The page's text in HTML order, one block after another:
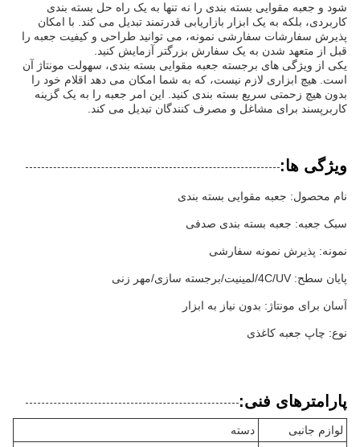
شود و جعبه مقوایی بسته بندی را نه تنها به یک راه حل بسته بندی
کاربردی، بلکه به یک ابزار بازاریابی قدرتمند تبدیل می کند. با امکان
پذیرش سفارشات سفارشی نمونه، می توانید طراحی و کیفیت جعبه را
قبل از متعهد شدن به یک سفارش بزرگتر آزمایش کنید.
یکی از ویژگی های برجسته جعبه مقوایی بسته بندی، سهولت مونتاژ آن
است. هیچ ابزاری لازم نیست، که به شما امکان می دهد اقلام خود را
بدون هیچ زحمتی سریع بسته بندی کنید. این امر جعبه را به یک گزینه
کاربرپسند برای مشاغل و مصرف کنندگان تبدیل می کند.
ویژگی ها:
نام محصول: جعبه مقوایی بسته بندی
سبک جعبه: جعبه بسته بندی صدفی
نمونه: پذیرش نمونه سفارشی
پایان سطح: 4C/UV/لمینیت/برجسته سازی/مهر زنی
آسان برای مونتاژ: بدون نیاز به ابزار
نوع: چاپ جعبه کاغذی
پارامترهای فنی:
لوازم جانبی دسته